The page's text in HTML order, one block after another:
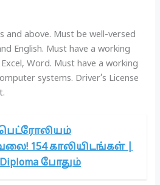
and above. Must be well-versed
English. Must have a working
Word. Must have a working
systems. Driver’s License
154 காலியிடங்கள் |
போதும்